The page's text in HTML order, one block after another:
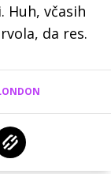
Huh, včasih
da res.